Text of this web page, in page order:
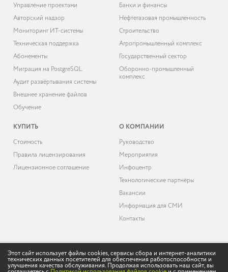
Управление проектами
Авторский надзор
Мониторинг ИТ-системы
Техническая поддержка
Абонементы
Миграция на PostgreSQL
Аудит развёртывания системы
Внешнее хранение файлов
Обучение
Банки и финансы
Нефтегазовая промышленность
Строительство
Агропромышленный комплекс
Государственный сектор
Оборонно-промышленный
комплекс
КУПИТЬ
Cтоимость
Правила лицензирования
Лицензионное соглашение
О КОМПАНИИ
Руководство
Мероприятия
Инфоцентр
Технологические партнёры
Вакансии
Информация для СМИ
Контакты
© 2026 «ДоксВижн»
Этот сайт использует файлы cookies, сервисы сбора и интернет-аналитики
технических данных посетителей для обеспечения работоспособности и
улучшения качества обслуживания. Продолжая использовать наш сайт, вы